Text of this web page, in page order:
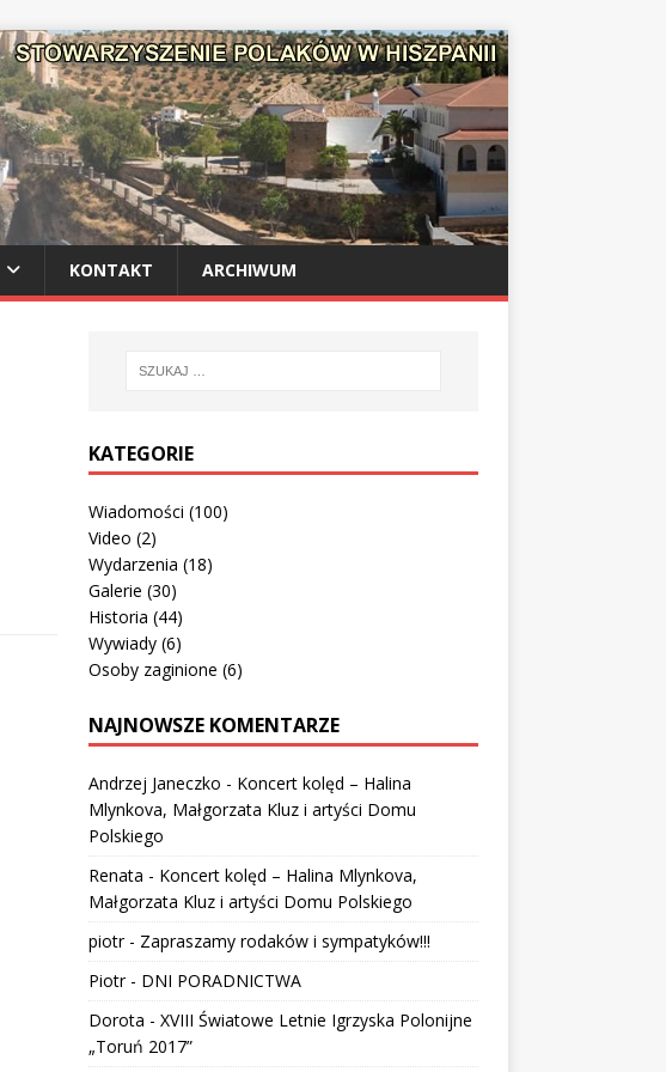
KONTAKT ARCHIWUM
KATEGORIE
Wiadomości (100)
Video (2)
Wydarzenia (18)
Galerie (30)
Historia (44)
Wywiady(6)
Osoby zaginione (6)
NAJNOWSZE KOMENTARZE
Andrzej Janeczko - Koncert kolęd – Halina
Mlynkova, Małgorzata Kluz i artyści Domu
Polskiego
Renata - Koncert kolęd – Halina Mlynkova,
Małgorzata Kluz i artyści Domu Polskiego
piotr- Zapraszamy rodaków i sympatyków!!!
Piotr- DNI PORADNICTWA
Dorota - XVIII Światowe Letnie Igrzyska Polonijne
„Toruń 2017”